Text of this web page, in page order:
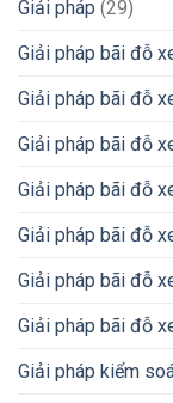
Giải pháp (29)
Giải pháp bãi đỗ
Giải pháp bãi đỗ
Giải pháp bãi đỗ
Giải pháp bãi đỗ
Giải pháp bãi đỗ
Giải pháp bãi đỗ
Giải pháp bãi đỗ
Giải pháp kiểm